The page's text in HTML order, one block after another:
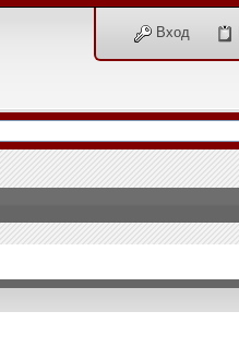
Вход